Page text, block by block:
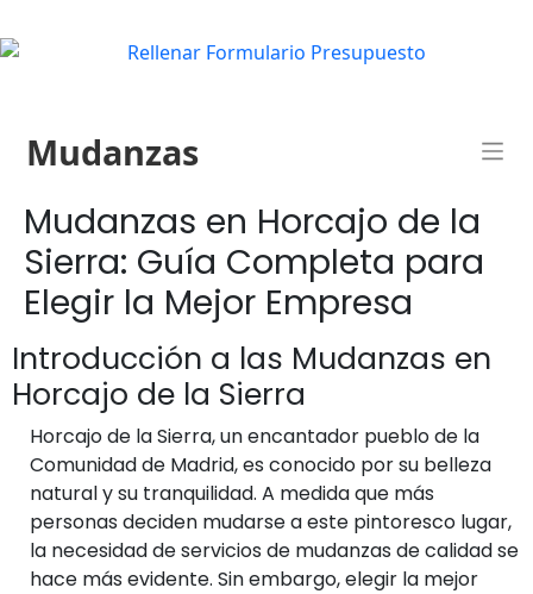
Mudanzas
Mudanzas en Horcajo de la
Sierra: Guía Completa para
Elegir la Mejor Empresa
Introducción a las Mudanzas en
Horcajo de la Sierra
Horcajo de la Sierra, un encantador pueblo de la
Comunidad de Madrid, es conocido por su belleza
natural y su tranquilidad. A medida que más
personas deciden mudarse a este pintoresco lugar,
la necesidad de servicios de mudanzas de calidad se
hace más evidente. Sin embargo, elegir la mejor